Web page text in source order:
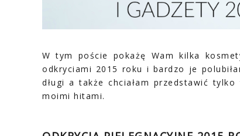
W tym poście pokażę Wam kilka
odkryciami 2015 roku i bardzo je
długi a także chciałam przedstawić
moimi hitami.